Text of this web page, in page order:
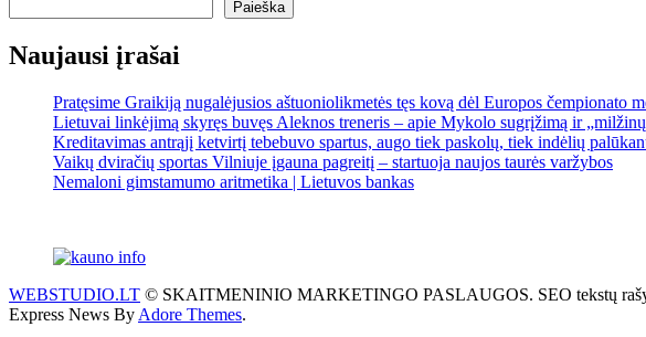
Paieška
Naujausi įrašai
Pratęsime Graikiją nugalėjusios aštuoniolikmetės tęs kovą dėl Europos čempionato
Lietuvai linkėjimą skyręs buvęs Aleknos treneris – apie Mykolo sugrįžimą ir
Kreditavimas antrąjį ketvirtį tebebuvo spartus, augo tiek paskolų, tiek indėlių
Vaikų dviračių sportas Vilniuje įgauna pagreitį – startuoja naujos taurės varžybos
Nemaloni gimstamumo aritmetika | Lietuvos bankas
WEBSTUDIO.LT © SKAITMENINIO MARKETINGO PASLAUGOS. SEO tekstų
Express News By Adore Themes.